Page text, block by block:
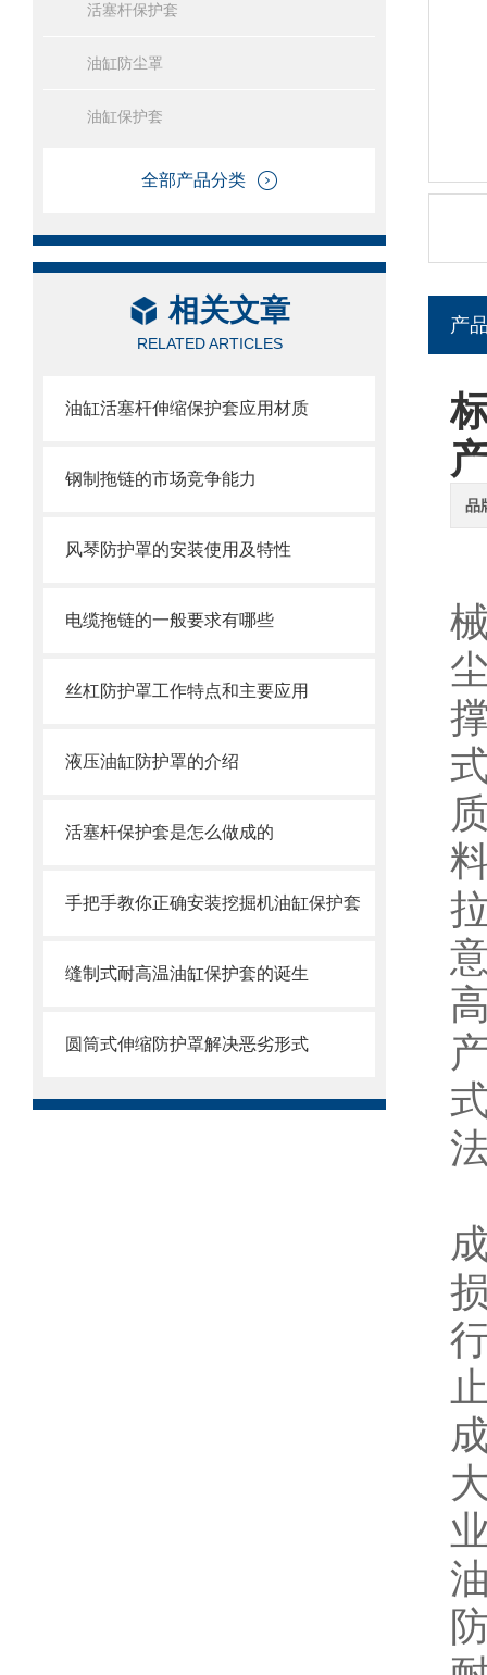
活塞杆保护套
油缸防尘罩
油缸保护套
全部产品分类
相关文章
RELATED ARTICLES
油缸活塞杆伸缩保护套应用材质
钢制拖链的市场竞争能力
风琴防护罩的安装使用及特性
电缆拖链的一般要求有哪些
丝杠防护罩工作特点和主要应用
液压油缸防护罩的介绍
活塞杆保护套是怎么做成的
手把手教你正确安装挖掘机油缸保护套
缝制式耐高温油缸保护套的诞生
圆筒式伸缩防护罩解决恶劣形式
产
品